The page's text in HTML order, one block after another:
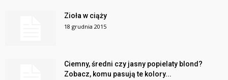
Zioła w ciąży
18 grudnia 2015
Ciemny, średni czy jasny popielaty blond?
Zobacz, komu pasują te kolory...